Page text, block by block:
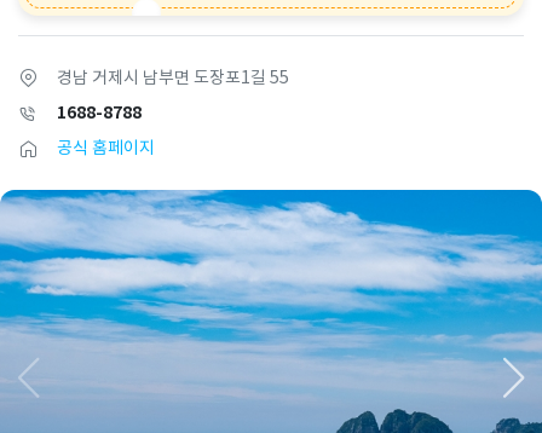
경남 거제시 남부면 도장포1길 55
1688-8788
공식 홈페이지